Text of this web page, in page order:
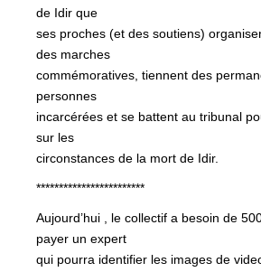
de Idir que
ses proches (et des soutiens)
des marches
commémoratives, tiennent des
personnes
incarcérées et se battent au tribunal
sur les
circonstances de la mort de Idir.
************************
Aujourd’hui , le collectif a besoin de
payer un expert
qui pourra identifier les images de